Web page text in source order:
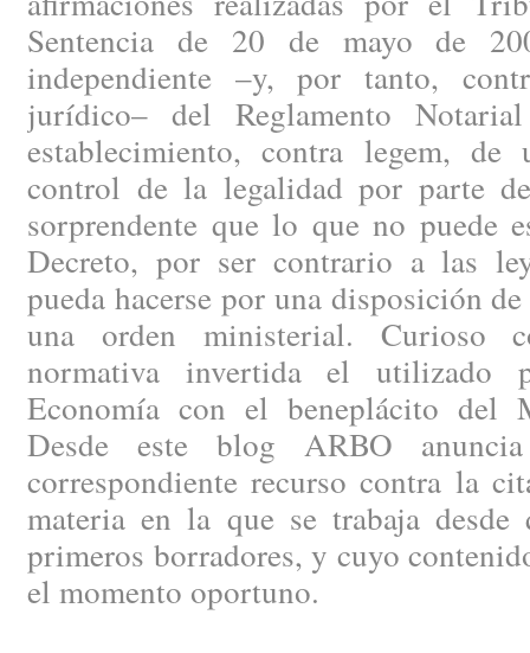
Sentencia de 20 de mayo de
independiente –y, por tanto,
jurídico– del Reglamento
establecimiento, contra legem,
control de la legalidad por parte
sorprendente que lo que no puede
Decreto, por ser contrario a las
pueda hacerse por una disposición
una orden ministerial. Curioso
normativa invertida el
Economía con el beneplácito del
Desde este blog ARBO
correspondiente recurso contra la
materia en la que se trabaja
primeros borradores, y cuyo
el momento oportuno.